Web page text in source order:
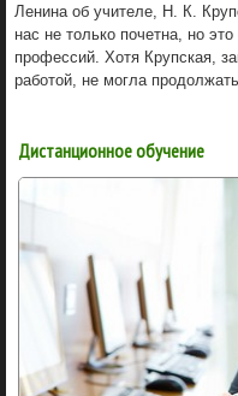
Ленина об учителе, Н. К.
нас не только почетна, но
профессий. Хотя Крупская,
работой, не могла
Дистанционное обучение